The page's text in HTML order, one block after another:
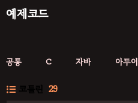
예제코드
공통 C 자바 아두
코틀린 29